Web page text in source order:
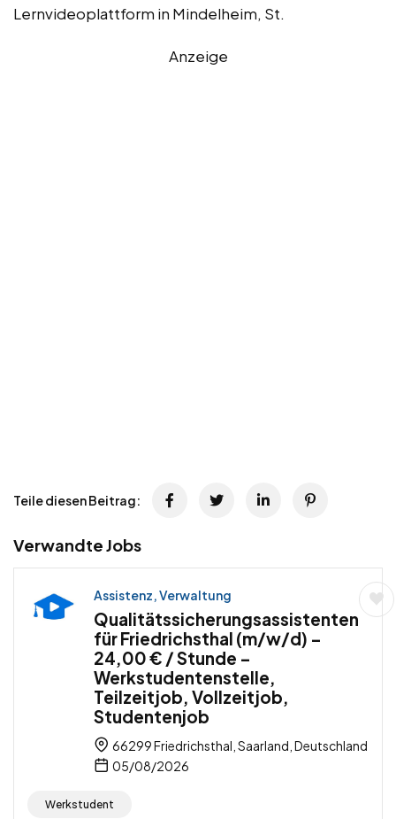
Lernvideoplattform in Mindelheim, St.
Anzeige
Teile diesen Beitrag:
Verwandte Jobs
Assistenz, Verwaltung
Qualitätssicherungsassistenten
für Friedrichsthal (m/w/d) –
24,00 € / Stunde –
Werkstudentenstelle,
Teilzeitjob, Vollzeitjob,
Studentenjob
66299 Friedrichsthal, Saarland, Deutschland
05/08/2026
Werkstudent